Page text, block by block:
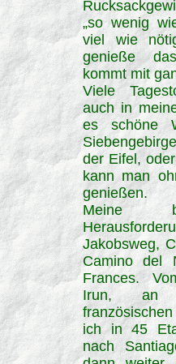
„so wenig
viel wie
genieße
kommt mit
Viele
auch in
es schöne
der Eifel,
kann man
genießen.
Meine
Jakobsweg,
Camino del
Frances.
Irun, an
ich in 45
nach